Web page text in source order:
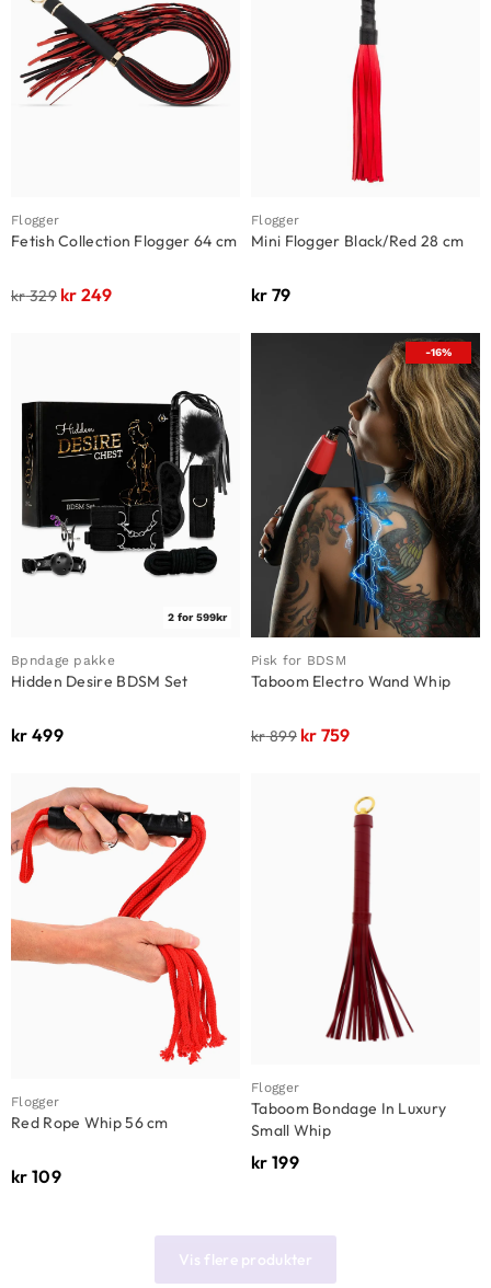
Flogger
Fetish Collection Flogger 64 cm
kr329 kr 249
Flogger
Mini Flogger Black/Red 28 cm
kr 79
2 for 599kr
Bpndage pakke
Hidden Desire BDSM Set
kr 499
-16%
Pisk for BDSM
Taboom Electro Wand Whip
kr899 kr 759
Flogger
Red Rope Whip 56 cm
kr 109
Flogger
Taboom Bondage In Luxury
Small Whip
kr 199
Vis flere produkter